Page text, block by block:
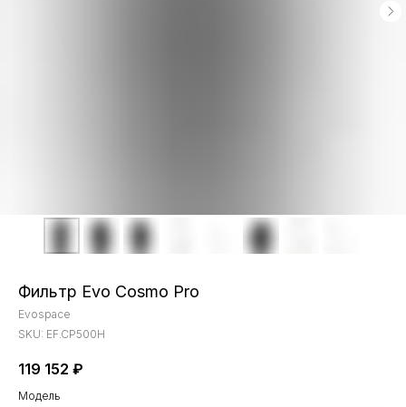
Фильтр Evo Cosmo Pro
Evospace
SKU: EF.CP500H
119 152 ₽
Модель